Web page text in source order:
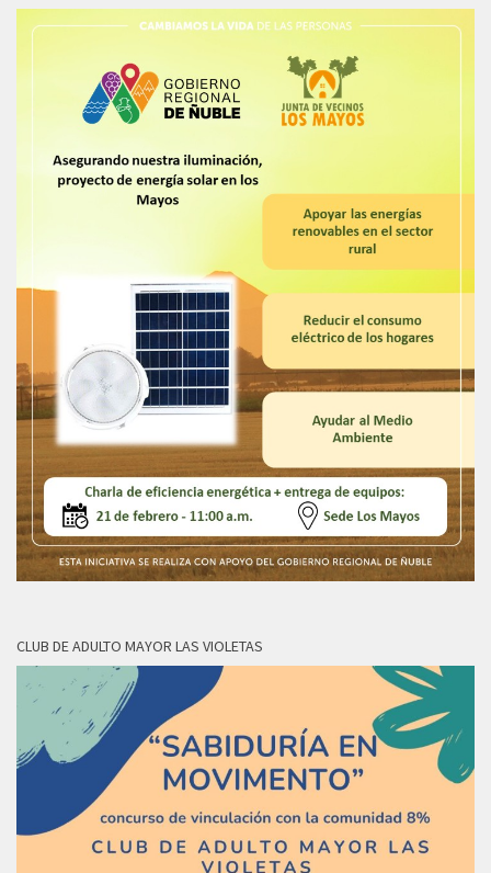
CLUB DE ADULTO MAYOR LAS VIOLETAS